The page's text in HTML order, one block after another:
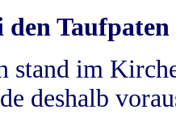
den Taufpaten
stand im
deshalb